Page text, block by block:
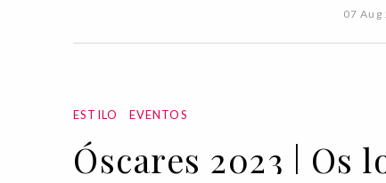
07 Aug
ESTILO EVENTOS
Óscares 2023 |